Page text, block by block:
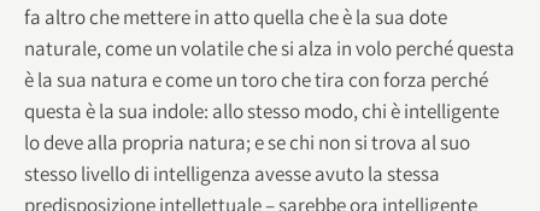
fa altro che mettere in atto quella che è la sua dote
naturale, come un volatile che si alza in volo perché questa
è la sua natura e come un toro che tira con forza perché
questa è la sua indole: allo stesso modo, chi è intelligente
lo deve alla propria natura; e se chi non si trova al suo
stesso livello di intelligenza avesse avuto la stessa
predisposizione intellettuale – sarebbe ora intelligente